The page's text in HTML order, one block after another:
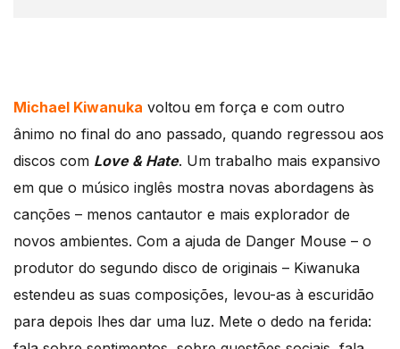
Michael Kiwanuka voltou em força e com outro
ânimo no final do ano passado, quando regressou aos
discos com Love & Hate. Um trabalho mais expansivo
em que o músico inglês mostra novas abordagens às
canções – menos cantautor e mais explorador de
novos ambientes. Com a ajuda de Danger Mouse – o
produtor do segundo disco de originais – Kiwanuka
estendeu as suas composições, levou-as à escuridão
para depois lhes dar uma luz. Mete o dedo na ferida: